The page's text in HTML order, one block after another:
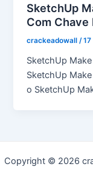
SketchUp
Com Chave
crackeadowall/
SketchUp
SketchUp
o SketchUp
Copyright © 2026